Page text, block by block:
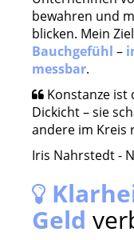
bewahren und
blicken. Mein
Bauchgefühl –
messbar.
Konstanze ist
Dickicht – sie
andere im Kreis
Iris Nahrstedt -
Geld